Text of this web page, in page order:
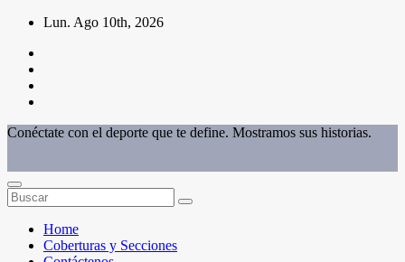
Saltar
contenido
Lun. Ago 10th, 2026
Conéctate con el deporte que te define. Mostramos sus historias.
Home
Coberturas y Secciones